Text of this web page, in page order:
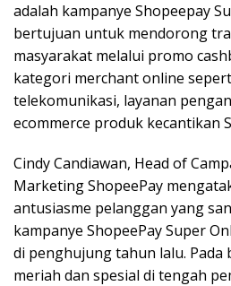
adalah kampanye Shopeepay
bertujuan untuk mendorong
masyarakat melalui promo
kategori merchant online
telekomunikasi, layanan
ecommerce produk kecantikan
Cindy Candiawan, Head of
Marketing ShopeePay
antusiasme pelanggan yang
kampanye ShopeePay Super
di penghujung tahun lalu. Pada
meriah dan spesial di tengah